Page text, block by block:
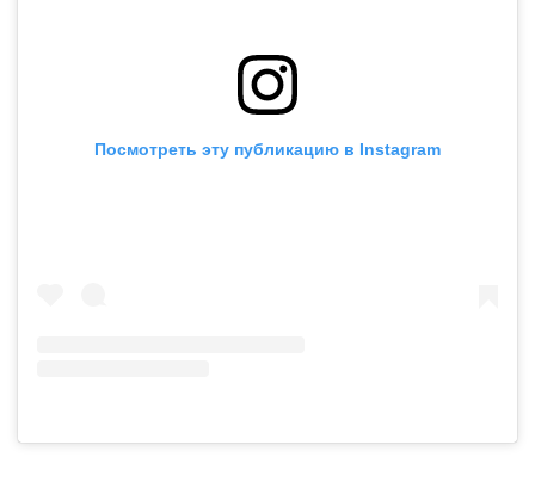
Посмотреть эту публикацию в Instagram